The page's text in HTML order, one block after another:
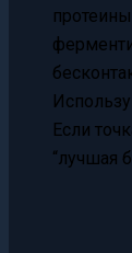
Если
“лучшая